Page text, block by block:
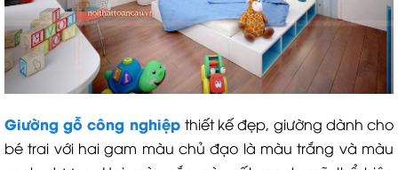
Giường gỗ công nghiệp thiết kế đẹp, giường dành cho
bé trai với hai gam màu chủ đạo là màu trắng và màu